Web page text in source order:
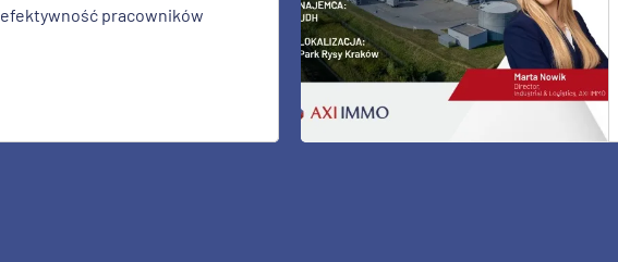
efektywność pracowników